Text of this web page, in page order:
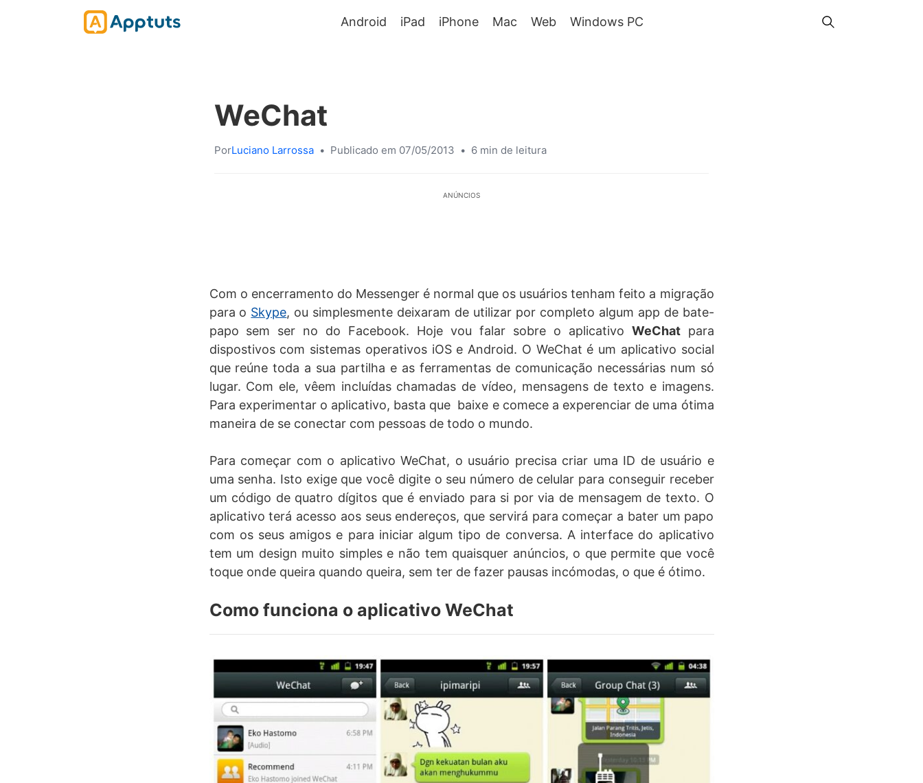
Android iPad iPhone Mac Web Windows PC
WeChat
PorLuciano Larrossa • Publicado em 07/05/2013 • 6 min de leitura
ANÚNCIOS
Com o encerramento do Messenger é normal que os usuários tenham feito a migração
para o Skype, ou simplesmente deixaram de utilizar por completo algum app de bate-
papo sem ser no do Facebook. Hoje vou falar sobre o aplicativo WeChatpara
dispostivos com sistemas operativos iOS e Android. O WeChat é um aplicativo social
que reúne toda a sua partilha e as ferramentas de comunicação necessárias num só
lugar. Com ele, vêem incluídas chamadas de vídeo, mensagens de texto e imagens.
Para experimentar o aplicativo, basta que baixe e comece a experenciar de uma ótima
maneira de se conectar com pessoas de todo o mundo.
Para começar com o aplicativo WeChat, o usuário precisa criar uma ID de usuário e
uma senha. Isto exige que você digite o seu número de celular para conseguir receber
um código de quatro dígitos que é enviado para si por via de mensagem de texto. O
aplicativo terá acesso aos seus endereços, que servirá para começar a bater um papo
com os seus amigos e para iniciar algum tipo de conversa. A interface do aplicativo
tem um design muito simples e não tem quaisquer anúncios, o que permite que você
toque onde queira quando queira, sem ter de fazer pausas incómodas, o que é ótimo.
Como funciona o aplicativo WeChat